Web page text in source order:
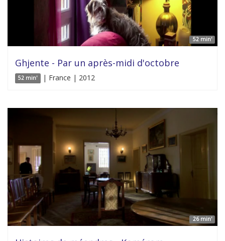
52 min'
Ghjente - Par un après-midi d'octobre
52 min' | France | 2012
26 min'